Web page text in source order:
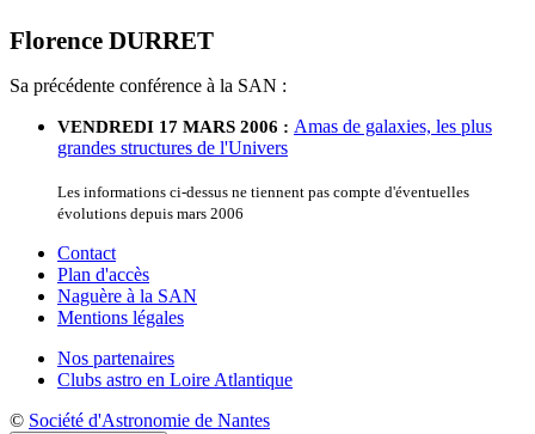
Florence DURRET
Sa précédente conférence à la SAN :
VENDREDI 17 MARS 2006 : Amas de galaxies, les plus
grandes structures de l'Univers
Les informations ci-dessus ne tiennent pas compte d'éventuelles
évolutions depuis mars 2006
Contact
Plan d'accès
Naguère à la SAN
Mentions légales
Nos partenaires
Clubs astro en Loire Atlantique
© Société d'Astronomie de Nantes